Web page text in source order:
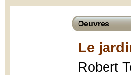
Oeuvres
Le
Robert